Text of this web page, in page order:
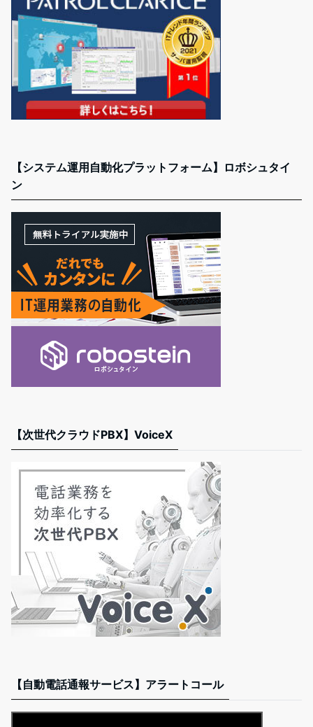
【システム運用自動化プラットフォーム】ロボシュタイ
ン
【次世代クラウドPBX】VoiceX
【自動電話通報サービス】アラートコール